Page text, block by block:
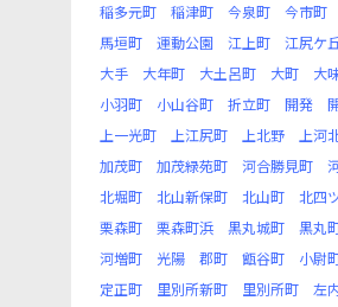
稲多元町
稲津町 今泉町 今市町
馬垣町
運動公園 江上町 江尻ケ
大手
大年町 大土呂町 大町 大
小羽町
小山谷町 折立町 開発
上一光町
上江尻町 上北野 上河
加茂町
加茂緑苑町 河合勝見町
北堀町
北山新保町 北山町 北四
栗森町
栗森町浜 黒丸城町 黒丸
河増町
光陽 郡町 甑谷町 小尉
定正町
里別所新町 里別所町 左